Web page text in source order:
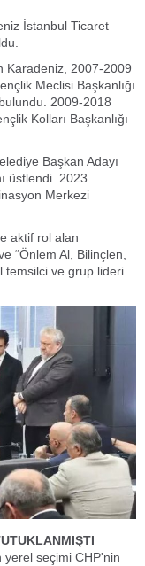
İstanbul Ticaret
Karadeniz, 2007-2009
Meclisi Başkanlığı
2009-2018
Kolları Başkanlığı
Başkan Adayı
üstlendi. 2023
Merkezi
aktif rol alan
“Önlem Al, Bilinçlen,
temsilci ve grup lideri
seçimi CHP'nin